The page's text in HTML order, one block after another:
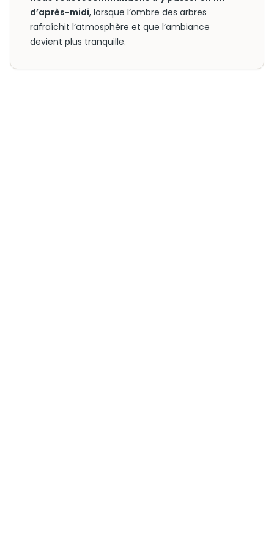
d’après-midi, lorsque l’ombre des arbres
rafraîchit l’atmosphère et que l’ambiance
devient plus tranquille.